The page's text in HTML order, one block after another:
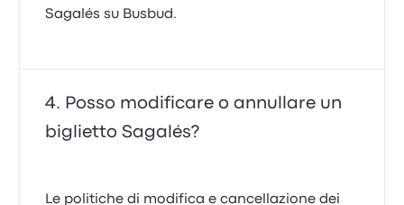
Sagalés su Busbud.
Posso modificare o annullare un
biglietto Sagalés?
Le politiche di modifica e cancellazione dei